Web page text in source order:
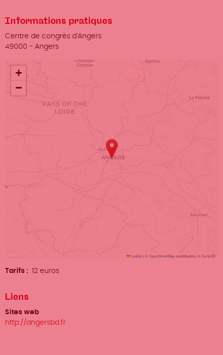
Informations pratiques
Lieu
Centre de congrès d'Angers
Ville
49000 - Angers
+
−
Leaflet| ©OpenStreetMapcontributors, ©CartoDB
Tarifs 12 euros
Liens
Sites web
http://angersbd.fr